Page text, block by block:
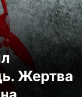
Жертва